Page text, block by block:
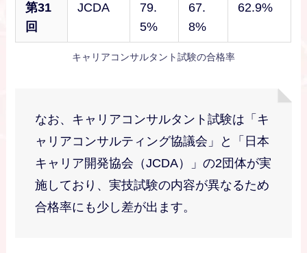
第31
回
JCDA
79.
5%
67.
8%
62.9%
キャリアコンサルタント試験の合格率
なお、キャリアコンサルタント試験は「キ
ャリアコンサルティング協議会」と「日本
キャリア開発協会（JCDA）」の2団体が実
施しており、実技試験の内容が異なるため
合格率にも少し差が出ます。